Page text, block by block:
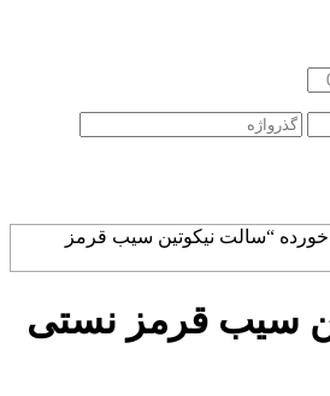
“سالت نیکوتین سیب قرمز
سیب قرمز نستی